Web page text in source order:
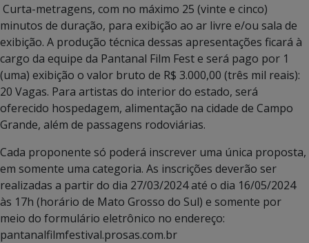
Curta-metragens, com no máximo 25 (vinte e cinco)
minutos de duração, para exibição ao ar livre e/ou sala de
exibição. A produção técnica dessas apresentações ficará à
cargo da equipe da Pantanal Film Fest e será pago por 1
(uma) exibição o valor bruto de R$ 3.000,00 (três mil reais):
20 Vagas. Para artistas do interior do estado, será
oferecido hospedagem, alimentação na cidade de Campo
Grande, além de passagens rodoviárias.
Cada proponente só poderá inscrever uma única proposta,
em somente uma categoria. As inscrições deverão ser
realizadas a partir do dia 27/03/2024 até o dia 16/05/2024
às 17h (horário de Mato Grosso do Sul) e somente por
meio do formulário eletrônico no endereço:
pantanalfilmfestival.prosas.com.br